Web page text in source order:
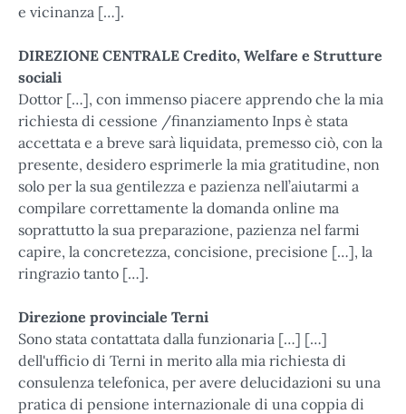
e vicinanza […].
DIREZIONE CENTRALE Credito, Welfare e Strutture
sociali
Dottor […], con immenso piacere apprendo che la mia
richiesta di cessione /finanziamento Inps è stata
accettata e a breve sarà liquidata, premesso ciò, con la
presente, desidero esprimerle la mia gratitudine, non
solo per la sua gentilezza e pazienza nell’aiutarmi a
compilare correttamente la domanda online ma
soprattutto la sua preparazione, pazienza nel farmi
capire, la concretezza, concisione, precisione […], la
ringrazio tanto […].
Direzione provinciale Terni
Sono stata contattata dalla funzionaria […] […]
dell'ufficio di Terni in merito alla mia richiesta di
consulenza telefonica, per avere delucidazioni su una
pratica di pensione internazionale di una coppia di